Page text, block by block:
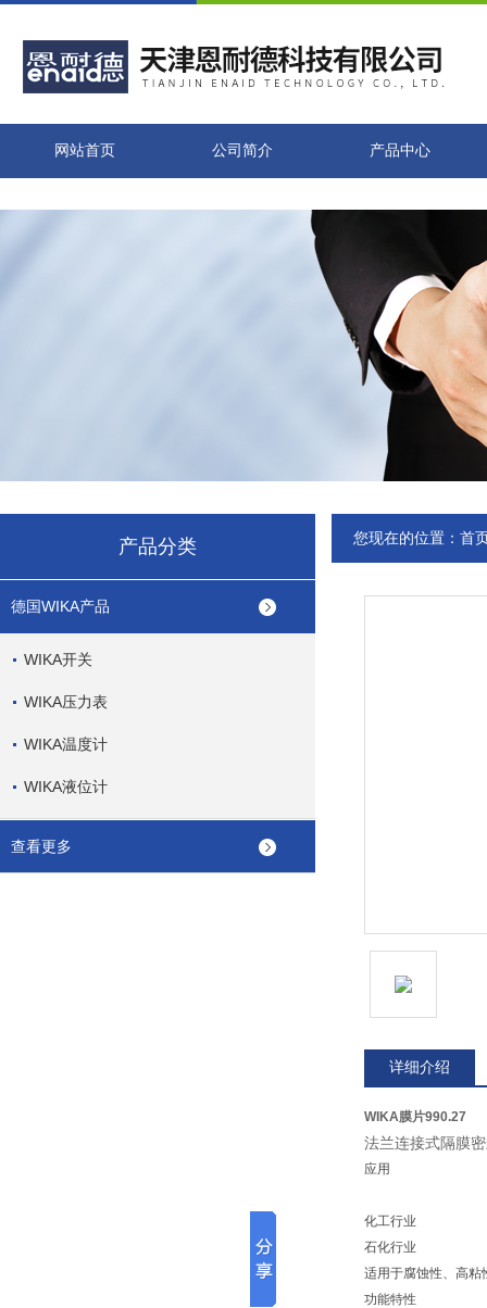
网站首页 公司简介 产品中心
产品分类
德国WIKA产品
WIKA开关
WIKA压力表
WIKA温度计
WIKA液位计
查看更多
您现在的位置： 首
详细介绍
WIKA膜片990.27
法兰连接式隔膜
应用
化工行业
石化行业
适用于腐蚀性、高粘
功能特性